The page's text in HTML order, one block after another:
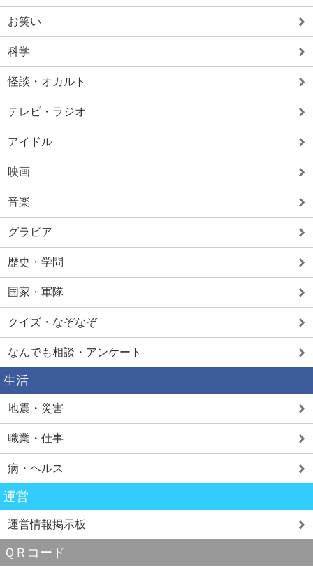
お笑い
科学
怪談・オカルト
テレビ・ラジオ
アイドル
映画
音楽
グラビア
歴史・学問
国家・軍隊
クイズ・なぞなぞ
なんでも相談・アンケート
生活
地震・災害
職業・仕事
病・ヘルス
運営
運営情報掲示板
ＱＲコード